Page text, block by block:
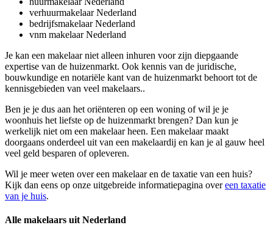
verhuurmakelaar Nederland
bedrijfsmakelaar Nederland
vnm makelaar Nederland
Je kan een makelaar niet alleen inhuren voor zijn diepgaande
expertise van de huizenmarkt. Ook kennis van de juridische,
bouwkundige en notariële kant van de huizenmarkt behoort tot de
kennisgebieden van veel makelaars..
Ben je je dus aan het oriënteren op een woning of wil je je
woonhuis het liefste op de huizenmarkt brengen? Dan kun je
werkelijk niet om een makelaar heen. Een makelaar maakt
doorgaans onderdeel uit van een makelaardij en kan je al gauw heel
veel geld besparen of opleveren.
Wil je meer weten over een makelaar en de taxatie van een huis?
Kijk dan eens op onze uitgebreide informatiepagina overeen taxatie
van je huis.
Alle makelaars uit Nederland